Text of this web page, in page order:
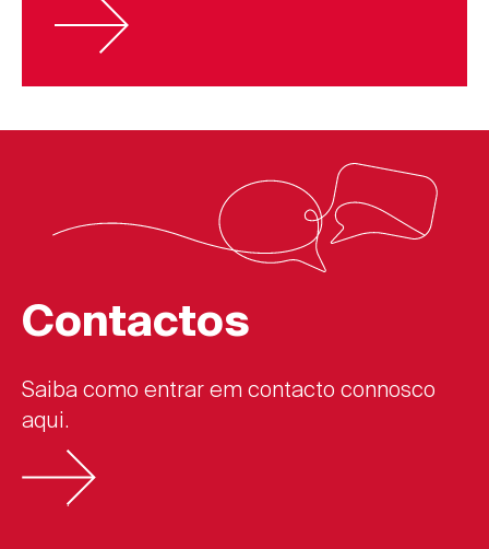
Contactos
Saiba como entrar em contacto connosco
aqui.